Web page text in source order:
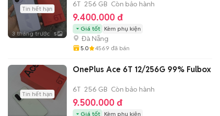
Tin hết hạn
3 tháng trước 5
6T 256 GB Còn bảo hành
9.400.000 đ
Giá tốt Kèm phụ kiện
Đà Nẵng
5.0 4569 đã bán
Tin hết hạn
OnePlus Ace 6T 12/256G 99% Fulbox
6T 256 GB Còn bảo hành
9.500.000 đ
Giá tốt Kèm phụ kiện